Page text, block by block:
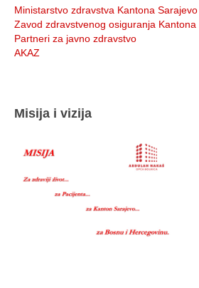
Ministarstvo zdravstva Kantona Sarajevo
Zavod zdravstvenog osiguranja Kantona
Partneri za javno zdravstvo
AKAZ
Misija i vizija